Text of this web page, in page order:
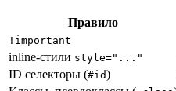
Правило
!important
inline-стили style="..."
ID селекторы (#id)